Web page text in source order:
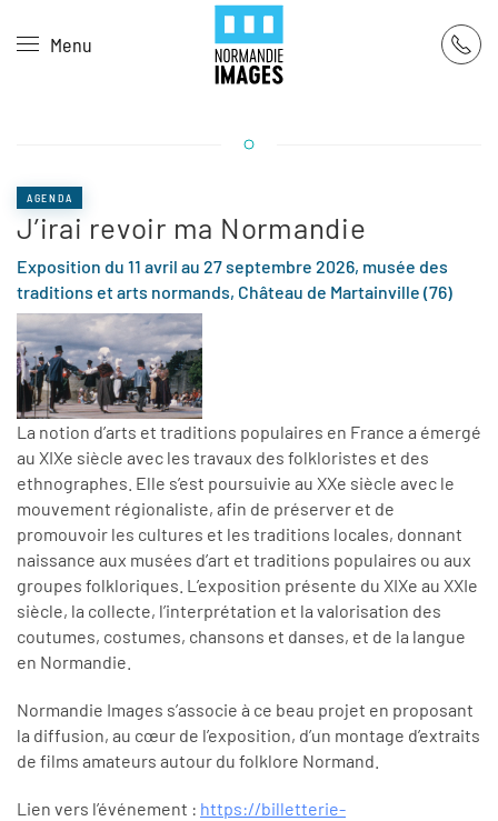
Skip to main content
Menu
AGENDA
J’irai revoir ma Normandie
Exposition du 11 avril au 27 septembre 2026, musée des
traditions et arts normands, Château de Martainville (76)
La notion d’arts et traditions populaires en France a émergé
au XIXe siècle avec les travaux des folkloristes et des
ethnographes. Elle s’est poursuivie au XXe siècle avec le
mouvement régionaliste, afin de préserver et de
promouvoir les cultures et les traditions locales, donnant
naissance aux musées d’art et traditions populaires ou aux
groupes folkloriques. L’exposition présente du XIXe au XXIe
siècle, la collecte, l’interprétation et la valorisation des
coutumes, costumes, chansons et danses, et de la langue
en Normandie.
Normandie Images s’associe à ce beau projet en proposant
la diffusion, au cœur de l’exposition, d’un montage d’extraits
de films amateurs autour du folklore Normand.
Lien vers l’événement : https://billetterie-
Panneau de gestion des cookies